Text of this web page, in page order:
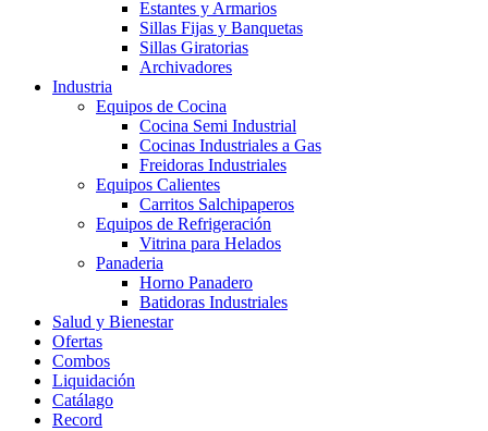
Estantes y Armarios
Sillas Fijas y Banquetas
Sillas Giratorias
Archivadores
Industria
Equipos de Cocina
Cocina Semi Industrial
Cocinas Industriales a Gas
Freidoras Industriales
Equipos Calientes
Carritos Salchipaperos
Equipos de Refrigeración
Vitrina para Helados
Panaderia
Horno Panadero
Batidoras Industriales
Salud y Bienestar
Ofertas
Combos
Liquidación
Catálago
Record